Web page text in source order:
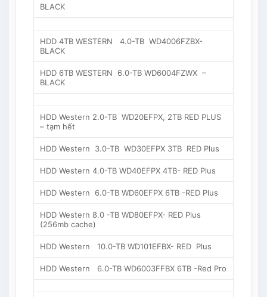
BLACK
HDD 4TB WESTERN 4.0-TB WD4006FZBX-
BLACK
HDD 6TB WESTERN 6.0-TB WD6004FZWX –
BLACK
HDD Western 2.0-TB WD20EFPX, 2TB RED PLUS
– tạm hết
HDD Western 3.0-TB WD30EFPX 3TB RED Plus
HDD Western 4.0-TB WD40EFPX 4TB- RED Plus
HDD Western 6.0-TB WD60EFPX 6TB -RED Plus
HDD Western 8.0 -TB WD80EFPX- RED Plus
(256mb cache)
HDD Western 10.0-TB WD101EFBX- RED Plus
HDD Western 6.0-TB WD6003FFBX 6TB -Red Pro